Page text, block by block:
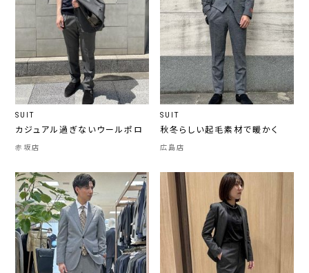
SUIT
カジュアル過ぎないウールポロ
赤坂店
SUIT
秋冬らしい起毛素材で暖かく
広島店